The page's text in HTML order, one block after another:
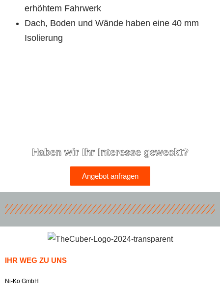
erhöhtem Fahrwerk
Dach, Boden und Wände haben eine 40 mm
Isolierung
Haben wir Ihr Interesse geweckt?
Angebot anfragen
IHR WEG ZU UNS
Ni-Ko GmbH